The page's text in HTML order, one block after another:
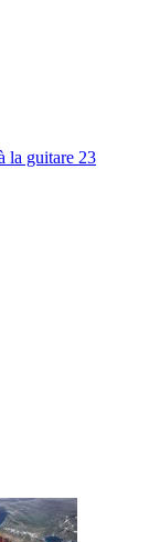
la guitare 23